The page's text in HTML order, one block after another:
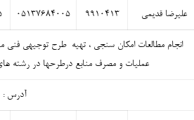
علیرضا قدیمی ۹۹۱۰۴۱۳ ۰۵۱۳۷۶۸۴۰۰۵
انجام مطالعات امکان سنجی ، تهیه طرح توجیهی فنی
عملیات و مصرف منابع درطرحها در رشته
آدرس :